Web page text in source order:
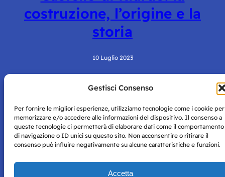
Gestisci Consenso
Per fornire le migliori esperienze, utilizziamo tecnologie come i cookie per
memorizzare e/o accedere alle informazioni del dispositivo. Il consenso a
queste tecnologie ci permetterà di elaborare dati come il comportamento
di navigazione o ID unici su questo sito. Non acconsentire o ritirare il
consenso può influire negativamente su alcune caratteristiche e funzioni.
Accetta
costruzione, l’origine e la
storia
10 Luglio 2023
Napoli con autorizzazione numero 38 del 25/9/2019.
Tutte le immagini e i contenuti su questo sito sono forniti